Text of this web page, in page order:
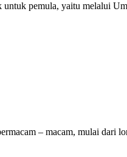
untuk pemula, yaitu melalui
– macam, mulai dari